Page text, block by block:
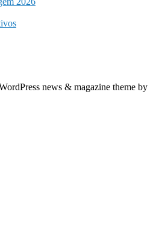
news & magazine theme by